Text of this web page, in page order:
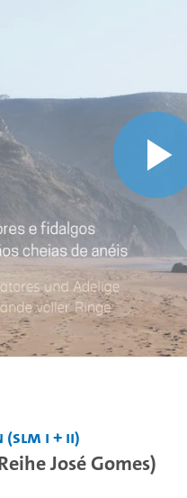
I + II)
José Gomes)